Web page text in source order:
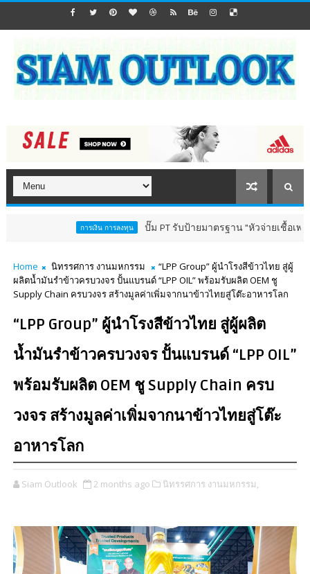
ปั๊ม PT รับป้ายมาตรฐาน "หัวจ่ายเชื้อเพลิงสีทอง" ตอกย้
Home นิทรรศการ งานมหกรรม
“LPP Group” ผู้นำโรงสีข้าวไทย สู่ผู้
ผลิตน้ำมันรำข้าวครบวงจร ปั้นแบรนด์ “LPP OIL” พร้อมรับผลิต OEM ชู
Supply Chain ครบวงจร สร้างมูลค่าเพิ่มจากนาข้าวไทยสู่โต๊ะอาหารโลก
“LPP Group” ผู้นำโรงสีข้าวไทย สู่ผู้ผลิต
น้ำมันรำข้าวครบวงจร ปั้นแบรนด์ “LPP OIL”
พร้อมรับผลิต OEM ชู Supply Chain ครบ
วงจร สร้างมูลค่าเพิ่มจากนาข้าวไทยสู่โต๊ะ
อาหารโลก
Siam Outlook 2 months ago นิทรรศการ งานมหกรรม,